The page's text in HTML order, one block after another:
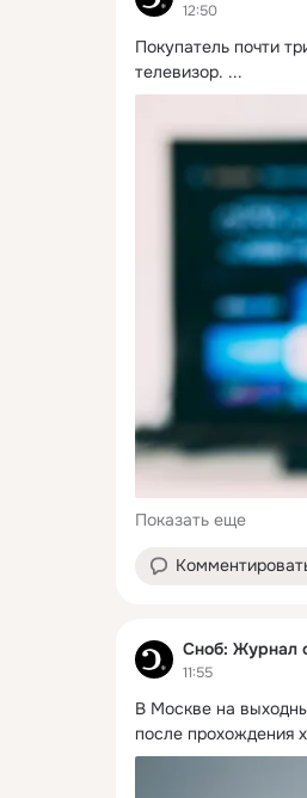
12:50
Покупатель почти
телевизор. ...
Показать еще
Сноб: Журнал
11:55
В Москве на
после прохождения